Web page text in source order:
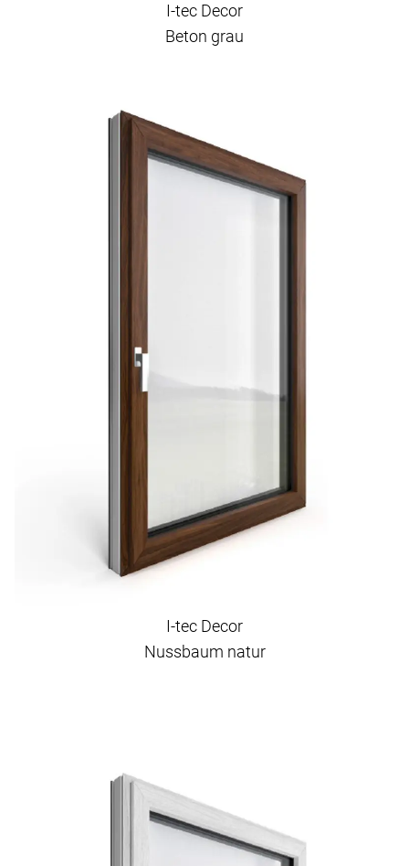
I-tec Decor
Nussbaum natur
I-tec Decor
Beton grau